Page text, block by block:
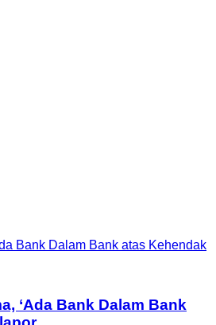
Bank Dalam Bank atas Kehendak
‘Ada Bank Dalam Bank